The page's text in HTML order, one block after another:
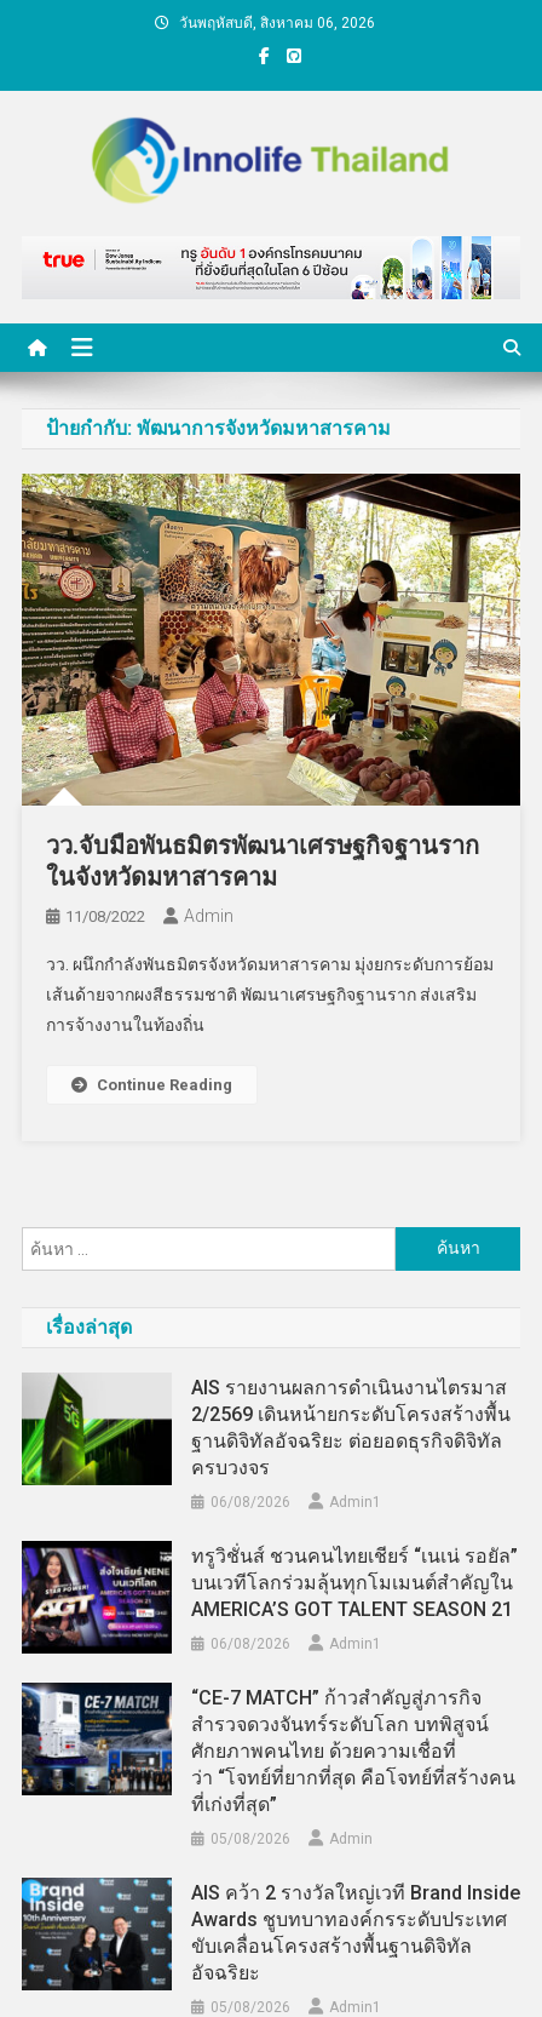
วันพฤหัสบดี, สิงหาคม 06, 2026
คนกับความคิด ชีวิตกับ
นวัตกรรม
ป้ายกำกับ: พัฒนาการจังหวัดมหาสารคาม
วว.จับมือพันธมิตรพัฒนาเศรษฐกิจฐานราก
ในจังหวัดมหาสารคาม
11/08/2022 Admin
วว. ผนึกกำลังพันธมิตรจังหวัดมหาสารคาม มุ่งยกระดับการย้อม
เส้นด้ายจากผงสีธรรมชาติ พัฒนาเศรษฐกิจฐานราก ส่งเสริม
การจ้างงานในท้องถิ่น
Continue Reading
สำหรับ:
เรื่องล่าสุด
AIS รายงานผลการดำเนินงานไตรมาส
2/2569 เดินหน้ายกระดับโครงสร้างพื้น
ฐานดิจิทัลอัจฉริยะ ต่อยอดธุรกิจดิจิทัล
ครบวงจร
06/08/2026 Admin​1
ทรูวิชั่นส์ ชวนคนไทยเชียร์ “เนเน่ รอยัล”
บนเวทีโลกร่วมลุ้นทุกโมเมนต์สำคัญใน
AMERICA’S GOT TALENT SEASON 21
06/08/2026 Admin​1
“CE-7 MATCH” ก้าวสำคัญสู่ภารกิจ
สำรวจดวงจันทร์ระดับโลก บทพิสูจน์
ศักยภาพคนไทย ด้วยความเชื่อที่
ว่า “โจทย์ที่ยากที่สุด คือโจทย์ที่สร้างคน
ที่เก่งที่สุด”
05/08/2026 Admin
AIS คว้า 2 รางวัลใหญ่เวที Brand Inside
Awards ชูบทบาทองค์กรระดับประเทศ
ขับเคลื่อนโครงสร้างพื้นฐานดิจิทัล
อัจฉริยะ
05/08/2026 Admin​1